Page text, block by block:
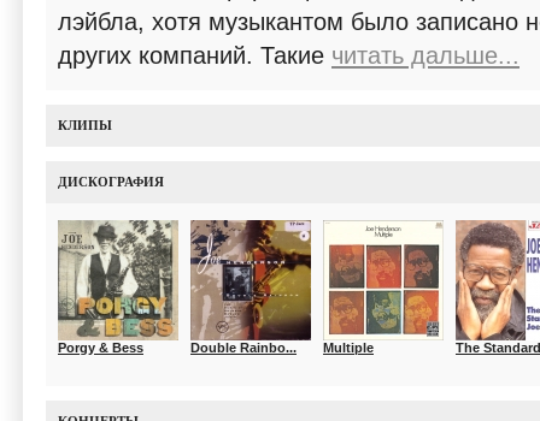
лэйбла, хотя музыкантом было записано
других компаний. Такие читать дальше...
КЛИПЫ
ДИСКОГРАФИЯ
Porgy & Bess Double Rainbo... Multiple The